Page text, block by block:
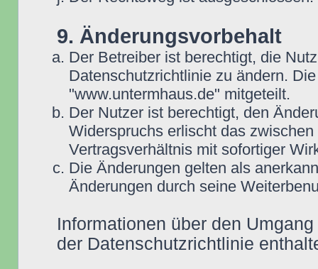
9. Änderungsvorbehalt
Der Betreiber ist berechtigt, die
Datenschutzrichtlinie zu ändern.
"www.untermhaus.de" mitgeteilt.
Der Nutzer ist berechtigt, den
Widerspruchs erlischt das
Vertragsverhältnis mit sofortiger
Die Änderungen gelten als
Änderungen durch seine
Informationen über den
der Datenschutzrichtlinie